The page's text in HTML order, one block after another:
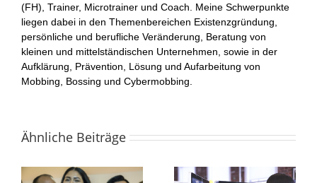
(FH), Trainer, Microtrainer und Coach. Meine Schwerpunkte
liegen dabei in den Themenbereichen Existenzgründung,
persönliche und berufliche Veränderung, Beratung von
kleinen und mittelständischen Unternehmen, sowie in der
Aufklärung, Prävention, Lösung und Aufarbeitung von
Mobbing, Bossing und Cybermobbing.
Ähnliche Beiträge